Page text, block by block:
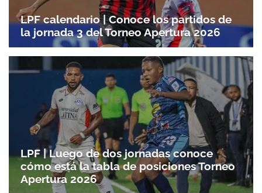
LPF calendario | Conoce los partidos de
la jornada 3 del Torneo Apertura 2026
LPF | Luego de dos jornadas conoce
cómo está la tabla de posiciones Torneo
Apertura 2026